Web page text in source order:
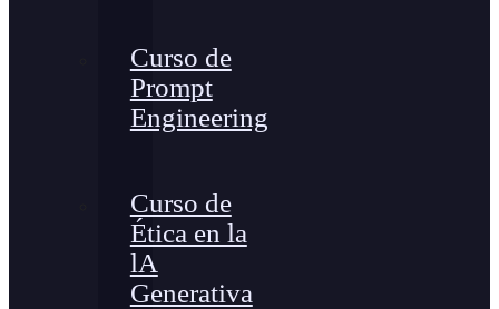
Curso de
Prompt
Engineering
Curso de
Ética en la
lA
Generativa